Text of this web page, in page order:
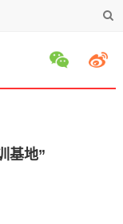
基地”